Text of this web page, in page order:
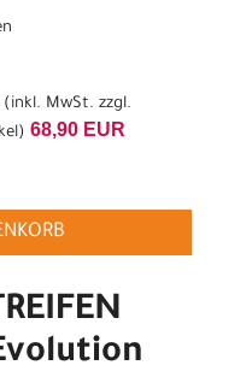
MwSt. zzgl.
) 68,90 EUR